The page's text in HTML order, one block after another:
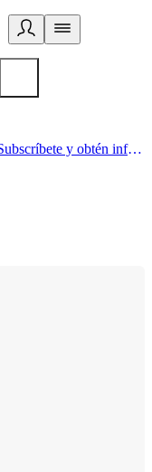
Acá comienza un estilo de vida saludable. Subscríbete y obtén información de primera mano